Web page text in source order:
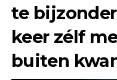
te
keer zélf
buiten